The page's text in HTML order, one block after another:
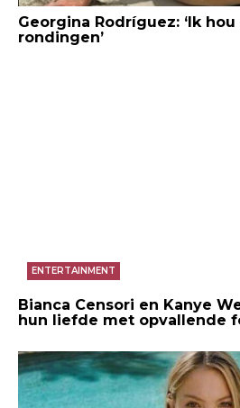
Georgina Rodríguez: ‘Ik
rondingen’
ENTERTAINMENT
Bianca Censori en Kanye
hun liefde met opvallende